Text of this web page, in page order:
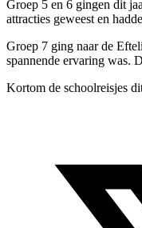
Groep 5 en 6 gingen dit
attracties geweest en
Groep 7 ging naar de
spannende ervaring was.
Kortom de schoolreisjes